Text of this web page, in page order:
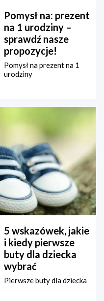
Pomysł na: prezent
na 1 urodziny –
sprawdź nasze
propozycje!
Pomysł na prezent na 1
urodziny
5 wskazówek, jakie
i kiedy pierwsze
buty dla dziecka
wybrać
Pierwsze buty dla dziecka